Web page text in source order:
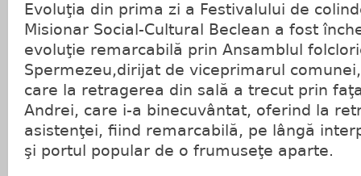
Evoluţia din prima zi a Festivalului de
Misionar Social-Cultural Beclean a fost
evoluţie remarcabilă prin Ansamblul
Spermezeu,dirijat de viceprimarul
care la retragerea din sală a trecut prin
Andrei, care i-a binecuvântat, oferind la
asistenţei, fiind remarcabilă, pe lângă
şi portul popular de o frumuseţe aparte.